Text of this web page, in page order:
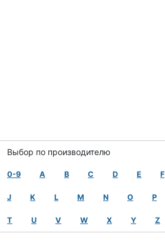
Выбор по производителю
0-9 A B C D E F
J K L M N O P
T U V W X Y Z